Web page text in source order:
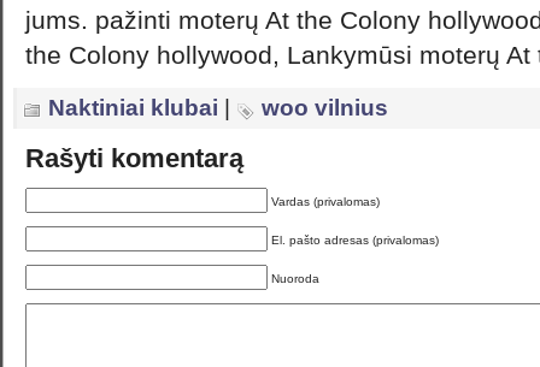
jums. pažinti moterų At the Colony
the Colony hollywood, Lankymūsi moterų
Naktiniai klubai woo vilnius
Rašyti komentarą
Vardas (privalomas)
El. pašto adresas (privalomas)
Nuoroda